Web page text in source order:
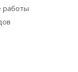
работы